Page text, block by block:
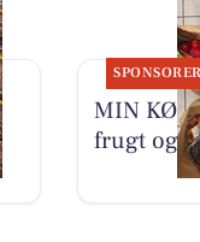
MIN
frugt og